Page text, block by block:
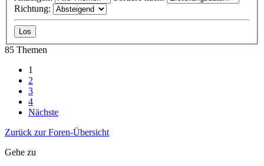
Richtung:
85 Themen
1
2
3
4
Nächste
Zurück zur Foren-Übersicht
Gehe zu